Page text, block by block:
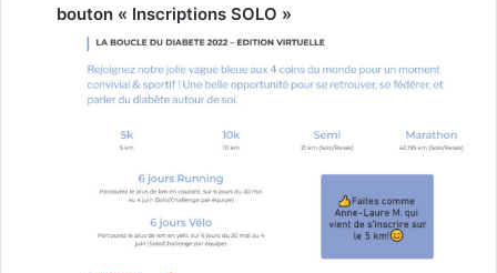
bouton « Inscriptions SOLO »